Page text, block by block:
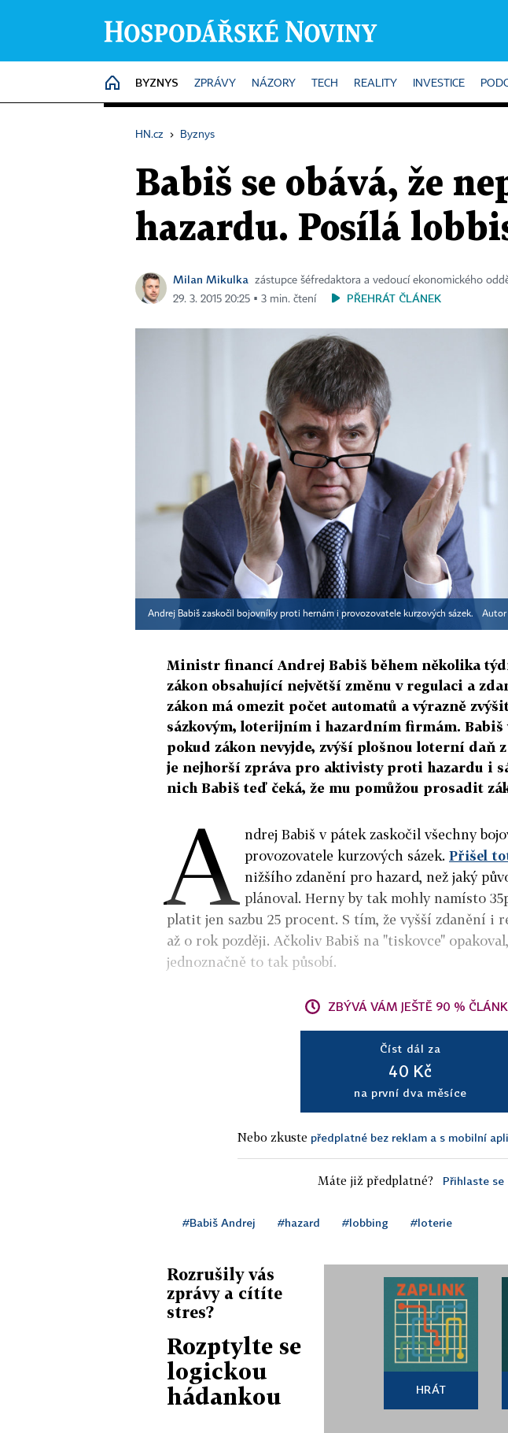
HOME
BYZNYS ZPRÁVY NÁZORY TECH REALITY INVESTICE
HN.cz › Byznys
Babiš se obává, že
hazardu. Posílá
Milan Mikulka
zástupce šéfredaktora a vedoucí ekonomického
29. 3. 2015 20:25 ▪ 3 min. čtení
PŘEHRÁT ČLÁNEK
Andrej Babiš zaskočil bojovníky proti hernám i provozovatele kurzových sázek. Autor
Ministr financí Andrej Babiš během několika
zákon obsahující největší změnu v regulaci a
zákon má omezit počet automatů a výrazně
sázkovým, loterijním i hazardním firmám. Babiš
pokud zákon nevyjde, zvýší plošnou loterní daň
je nejhorší zpráva pro aktivisty proti hazardu i
nich Babiš teď čeká, že mu pomůžou prosadit
A ndrej Babiš v pátek zaskočil všechny
provozovatele kurzových sázek. Přišel
nižšího zdanění pro hazard, než jaký
plánoval. Herny by tak mohly namísto
platit jen sazbu 25 procent. S tím, že vyšší zdanění i
až o rok později. Ačkoliv Babiš na "tiskovce"
jednoznačně to tak působí.
ZBÝVÁ VÁM JEŠTĚ 90 %
Číst dál za
40 Kč
na první dva měsíce
Nebo zkuste předplatné bez reklam a s mobilní
Máte již předplatné? Přihlaste se
#Babiš Andrej #hazard #lobbing #loterie
Rozrušily vás
zprávy a cítíte
stres?
Rozptylte se
logickou
hádankou
HRÁT